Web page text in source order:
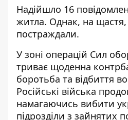
Надійшло 16
житла. Однак, на
постраждали.
У зоні операцій Сил
триває щоденна
боротьба та відбиття
Російські війська
намагаючись вибити
підрозділи з зайнятих